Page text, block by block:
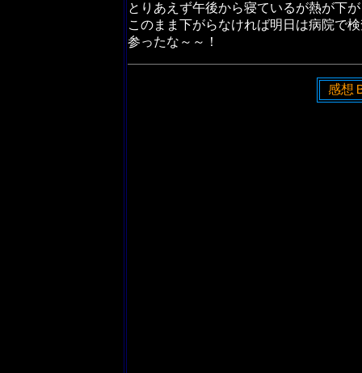
とりあえず午後から寝ているが熱が下
このまま下がらなければ明日は病院で
参ったな～～！
感想